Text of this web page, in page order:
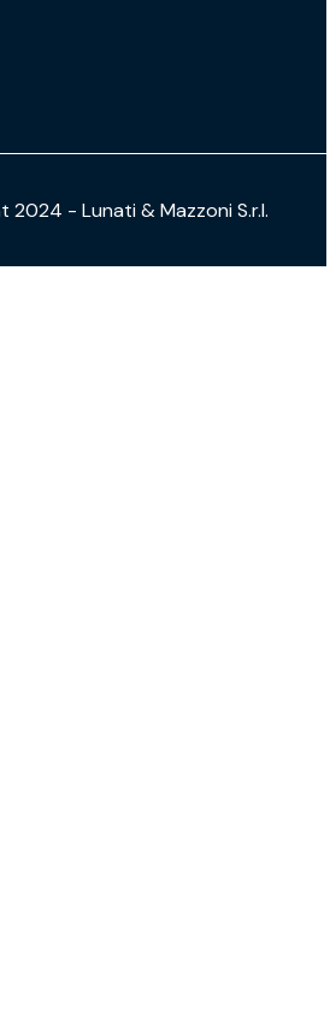
2024 - Lunati & Mazzoni S.r.l.